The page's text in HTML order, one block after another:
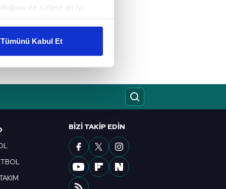
ve sizlere en iyi
gösterilmeyecektir."
sunulması
ve sizlere yönelik
detaylı bilgi için Ayarlar
ve sitemizde ilgili
Tümünü Kabul Et
BIZI TAKIP EDIN